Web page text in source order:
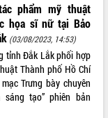
phẩm mỹ thuật
họa sĩ nữ tại Bảo
(03/08/2023, 14:53)
tỉnh Đắk Lắk phối hợp
Thành phố Hồ Chí
Trưng bày chuyên
sáng tạo” phiên bản